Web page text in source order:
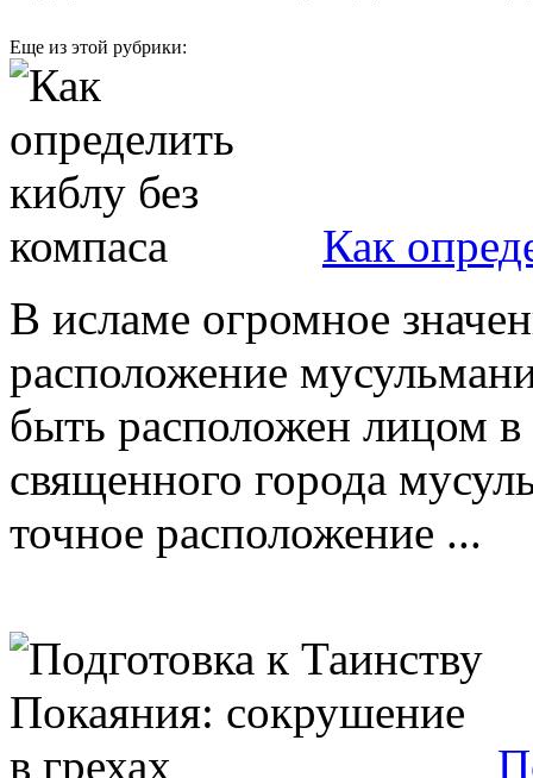
Еще из этой рубрики:
Как
В исламе огромное
расположение
быть расположен лицом
священного города
точное расположение ...